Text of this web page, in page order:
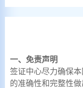
一、免责声明
签证中心尽力确保
的准确性和完整性